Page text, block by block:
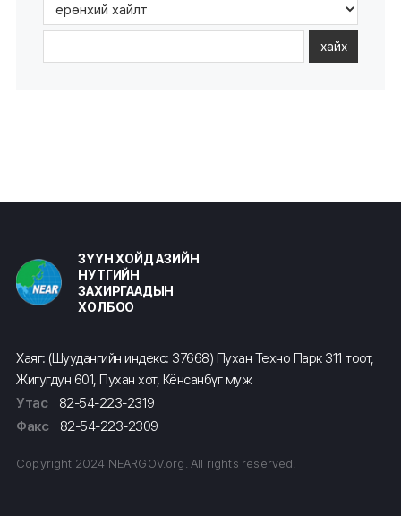
хайх
ЗҮҮН ХОЙД АЗИЙН
НУТГИЙН
ЗАХИРГААДЫН
ХОЛБОО
Хаяг: (Шуудангийн индекс: 37668) Пухан Техно Парк 311 тоот,
Жигугдун 601, Пухан хот, Кёнсанбүг муж
Утас
82-54-223-2319
Факс
82-54-223-2309
Copyright 2024 NEARGOV.org. All rights reserved.